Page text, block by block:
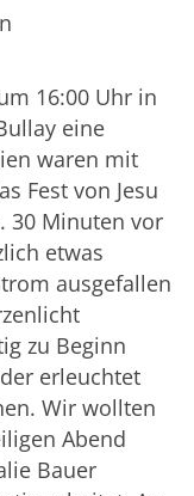
16:00 Uhr in
eine
waren mit
Fest von Jesu
30 Minuten vor
etwas
ausgefallen
zu Beginn
erleuchtet
Wir wollten
Abend
Bauer